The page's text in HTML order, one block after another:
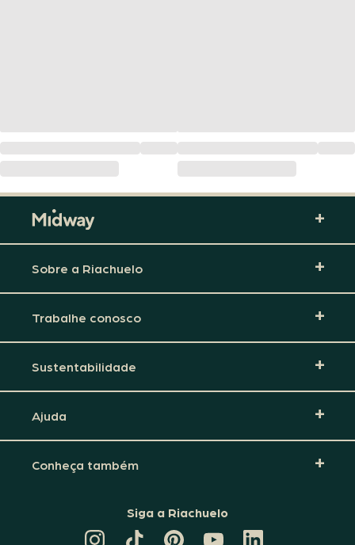
Sobre a Riachuelo
Trabalhe conosco
Sustentabilidade
Ajuda
Conheça também
Siga a Riachuelo
CANAL